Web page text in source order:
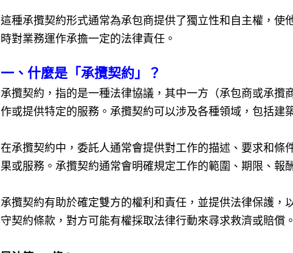
這種承攬契約形式通常為承包商提供了獨立性和自主權，使
時對業務運作承擔一定的法律責任。
一、什麼是「承攬契約」？
承攬契約，指的是一種法律協議，其中一方（承包商或承
作或提供特定的服務。承攬契約可以涉及各種領域，包括建
在承攬契約中，委託人通常會提供對工作的描述、要求和
果或服務。承攬契約通常會明確規定工作的範圍、期限、報
承攬契約有助於確定雙方的權利和責任，並提供法律保護
守契約條款，對方可能有權採取法律行動來尋求救濟或賠償。